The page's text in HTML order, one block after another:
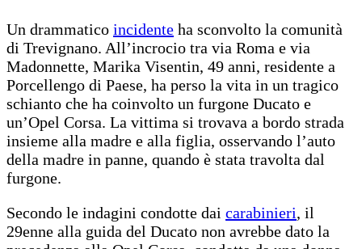
Un drammatico incidente ha sconvolto la comunità
di Trevignano. All’incrocio tra via Roma e via
Madonnette, Marika Visentin, 49 anni, residente a
Porcellengo di Paese, ha perso la vita in un tragico
schianto che ha coinvolto un furgone Ducato e
un’Opel Corsa. La vittima si trovava a bordo strada
insieme alla madre e alla figlia, osservando l’auto
della madre in panne, quando è stata travolta dal
furgone.
Secondo le indagini condotte dai carabinieri, il
29enne alla guida del Ducato non avrebbe dato la